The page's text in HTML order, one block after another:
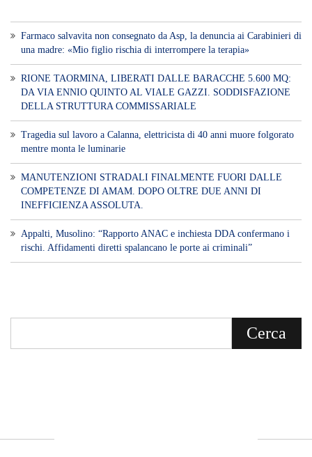
Farmaco salvavita non consegnato da Asp, la denuncia ai Carabinieri di
una madre: «Mio figlio rischia di interrompere la terapia»
RIONE TAORMINA, LIBERATI DALLE BARACCHE 5.600 MQ:
DA VIA ENNIO QUINTO AL VIALE GAZZI. SODDISFAZIONE
DELLA STRUTTURA COMMISSARIALE
Tragedia sul lavoro a Calanna, elettricista di 40 anni muore folgorato
mentre monta le luminarie
MANUTENZIONI STRADALI FINALMENTE FUORI DALLE
COMPETENZE DI AMAM. DOPO OLTRE DUE ANNI DI
INEFFICIENZA ASSOLUTA.
​Appalti, Musolino: “Rapporto ANAC e inchiesta DDA confermano i
rischi. Affidamenti diretti spalancano le porte ai criminali”